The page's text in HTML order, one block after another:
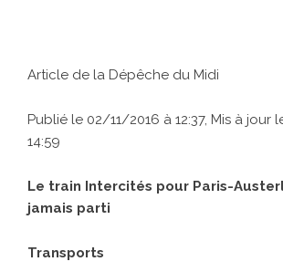
Article de la Dépêche du Midi
Publié le 02/11/2016 à 12:37, Mis à jour
14:59
Le train Intercités pour Paris-
jamais parti
Transports